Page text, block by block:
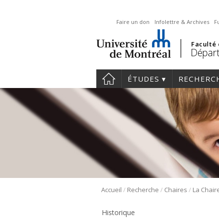
Faire un don Infolettre & Archives
Faculté
ÉTUDES
Accueil / Recherche / Chaires /
Historique